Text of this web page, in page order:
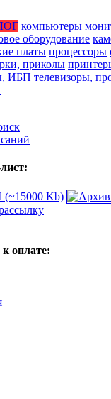
компьютеры
оборудование
платы процессоры
приколы
ИБП телевизоры,
оплате: